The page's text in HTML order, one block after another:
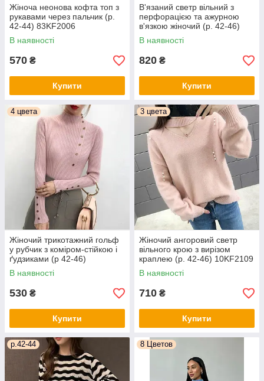
Жіноча неонова кофта топ з
рукавами через пальчик (р.
42-44) 83KF2006
В наявності
570 ₴
Купити
В'язаний светр вільний з
перфорацією та ажурною
в'язкою жіночий (р. 42-46)
9KF2084
В наявності
820 ₴
Купити
4 цвета
Жіночий трикотажний гольф
у рубчик з коміром-стійкою і
ґудзиками (р 42-46)
10KF2108
В наявності
530 ₴
Купити
3 цвета
Жіночий ангоровий светр
вільного крою з вирізом
краплею (р. 42-46) 10KF2109
В наявності
710 ₴
Купити
р.42-44 8 Цветов